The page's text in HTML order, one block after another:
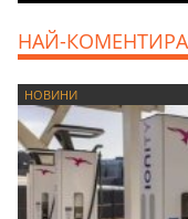
НАЙ-
НОВИНИ